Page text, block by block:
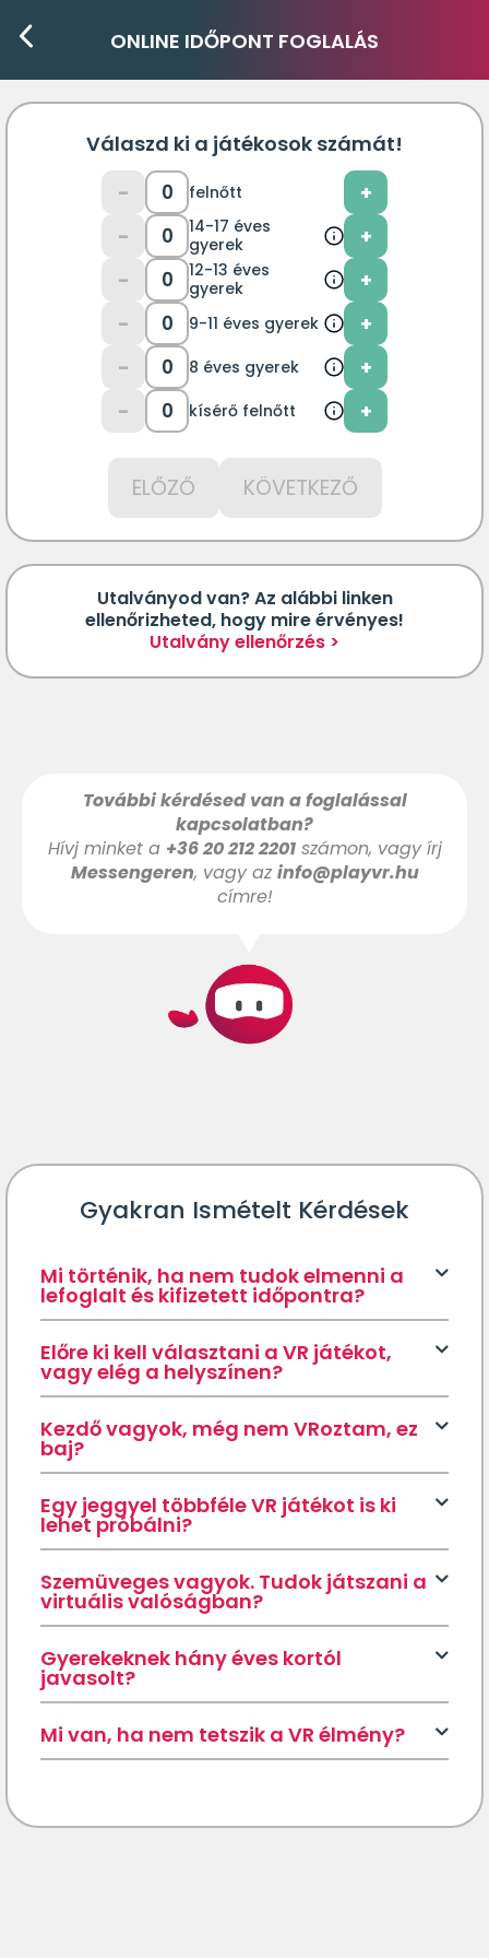
ONLINE IDŐPONT FOGLALÁS
Válaszd ki a játékosok számát!
-
0 felnőtt
+
-
0
14-17 éves
gyerek
+
-
0
12-13 éves
gyerek
+
-
0 9-11 éves gyerek
+
-
0 8 éves gyerek
+
-
0 kísérő felnőtt +
ELŐZŐ KÖVETKEZŐ
Utalványod van? Az alábbi linken
ellenőrizheted, hogy mire érvényes!
Utalvány ellenőrzés >
További kérdésed van a foglalással
kapcsolatban?
Hívj minket a +36 20 212 2201számon, vagy írj
Messengeren, vagy azinfo@playvr.hu
címre!
Gyakran Ismételt Kérdések
Mi történik, ha nem tudok elmenni a
lefoglalt és kifizetett időpontra?
Előre ki kell választani a VR játékot,
vagy elég a helyszínen?
Kezdő vagyok, még nem VRoztam, ez
baj?
Egy jeggyel többféle VR játékot is ki
lehet próbálni?
Szemüveges vagyok. Tudok játszani a
virtuális valóságban?
Gyerekeknek hány éves kortól
javasolt?
Mi van, ha nem tetszik a VR élmény?